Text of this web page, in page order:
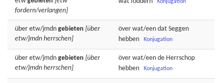
fordern/verlangen]
Konjugation
über etw/jmdn gebieten [über
etw/jmdn herrschen]
över wat/een dat Seggen
hebben
Konjugation
über etw/jmdn gebieten [über
etw/jmdn herrschen]
över wat/een de Herrschop
hebben
Konjugation